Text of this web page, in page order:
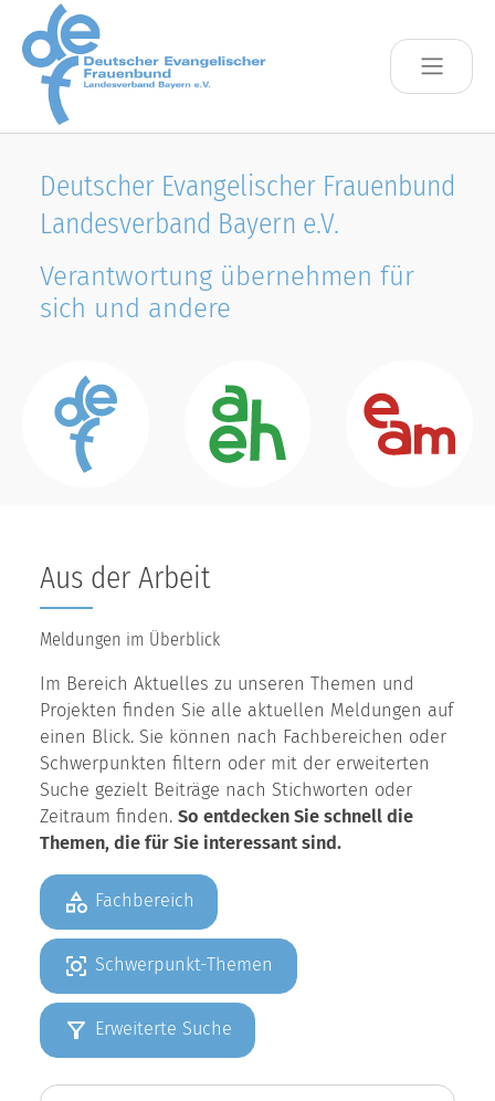
Skip to main content
Deutscher Evangelischer Frauenbund
Landesverband Bayern e.V.
Verantwortung übernehmen für
sich und andere
Aus der Arbeit
Meldungen im Überblick
Im Bereich Aktuelles zu unseren Themen und
Projekten finden Sie alle aktuellen Meldungen auf
einen Blick. Sie können nach Fachbereichen oder
Schwerpunkten filtern oder mit der erweiterten
Suche gezielt Beiträge nach Stichworten oder
Zeitraum finden. So entdecken Sie schnell die
Themen, die für Sie interessant sind.
Fachbereich
Schwerpunkt-Themen
Erweiterte Suche